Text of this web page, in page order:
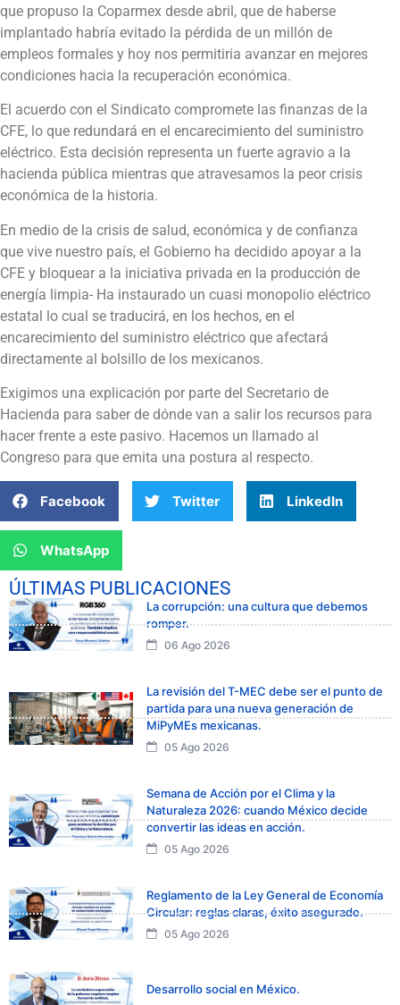
que propuso la Coparmex desde abril, que de haberse
implantado habría evitado la pérdida de un millón de
empleos formales y hoy nos permitiria avanzar en mejores
condiciones hacia la recuperación económica.
El acuerdo con el Sindicato compromete las finanzas de la
CFE, lo que redundará en el encarecimiento del suministro
eléctrico. Esta decisión representa un fuerte agravio a la
hacienda pública mientras que atravesamos la peor crisis
económica de la historia.
En medio de la crisis de salud, económica y de confianza
que vive nuestro país, el Gobierno ha decidido apoyar a la
CFE y bloquear a la iniciativa privada en la producción de
energía limpia- Ha instaurado un cuasi monopolio eléctrico
estatal lo cual se traducirá, en los hechos, en el
encarecimiento del suministro eléctrico que afectará
directamente al bolsillo de los mexicanos.
Exigimos una explicación por parte del Secretario de
Hacienda para saber de dónde van a salir los recursos para
hacer frente a este pasivo. Hacemos un llamado al
Congreso para que emita una postura al respecto.
Facebook Twitter LinkedIn
WhatsApp
ÚLTIMAS PUBLICACIONES
La corrupción: una cultura que debemos
romper.
06 Ago 2026
La revisión del T-MEC debe ser el punto de
partida para una nueva generación de
MiPyMEs mexicanas.
05 Ago 2026
Semana de Acción por el Clima y la
Naturaleza 2026: cuando México decide
convertir las ideas en acción.
05 Ago 2026
Reglamento de la Ley General de Economía
Circular: reglas claras, éxito asegurado.
05 Ago 2026
Desarrollo social en México.